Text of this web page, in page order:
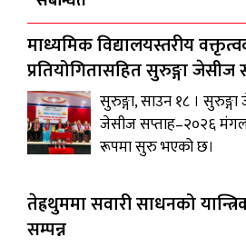
माध्यमिक विद्यालयस्तरीय
प्रतियोगितासहित सुरुङ्गा
सुरुङ्गा, साउन १८ ।
जेसीज सप्ताह–२०२६
रूपमा सुरु भएको छ।
तेह्रथुममा सवारी साधनको
सम्पन्न